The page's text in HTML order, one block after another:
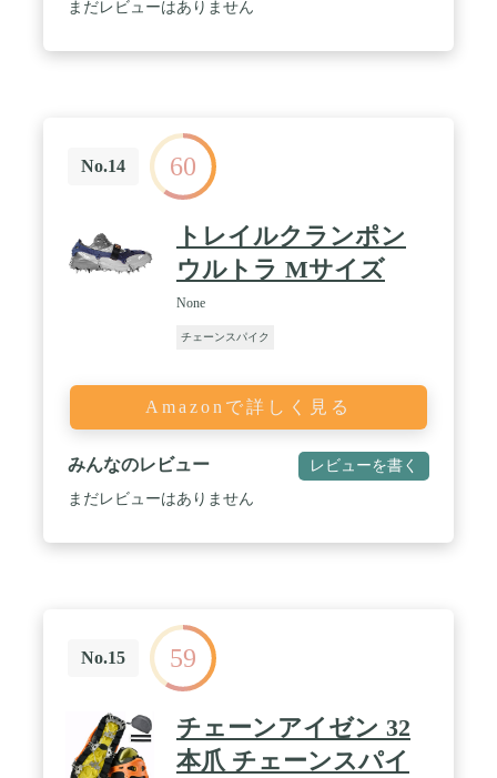
まだレビューはありません
No.14 60
トレイルクランポン
ウルトラ Mサイズ
None
チェーンスパイク
Amazonで詳しく見る
みんなのレビュー レビューを書く
まだレビューはありません
No.15 59
チェーンアイゼン 32
本爪 チェーンスパイ